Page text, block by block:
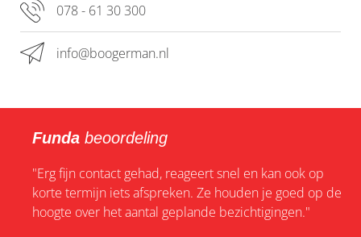
078 - 61 30 300
info@boogerman.nl
Funda beoordeling
"Erg fijn contact gehad, reageert snel en kan ook op
korte termijn iets afspreken. Ze houden je goed op de
hoogte over het aantal geplande bezichtigingen."